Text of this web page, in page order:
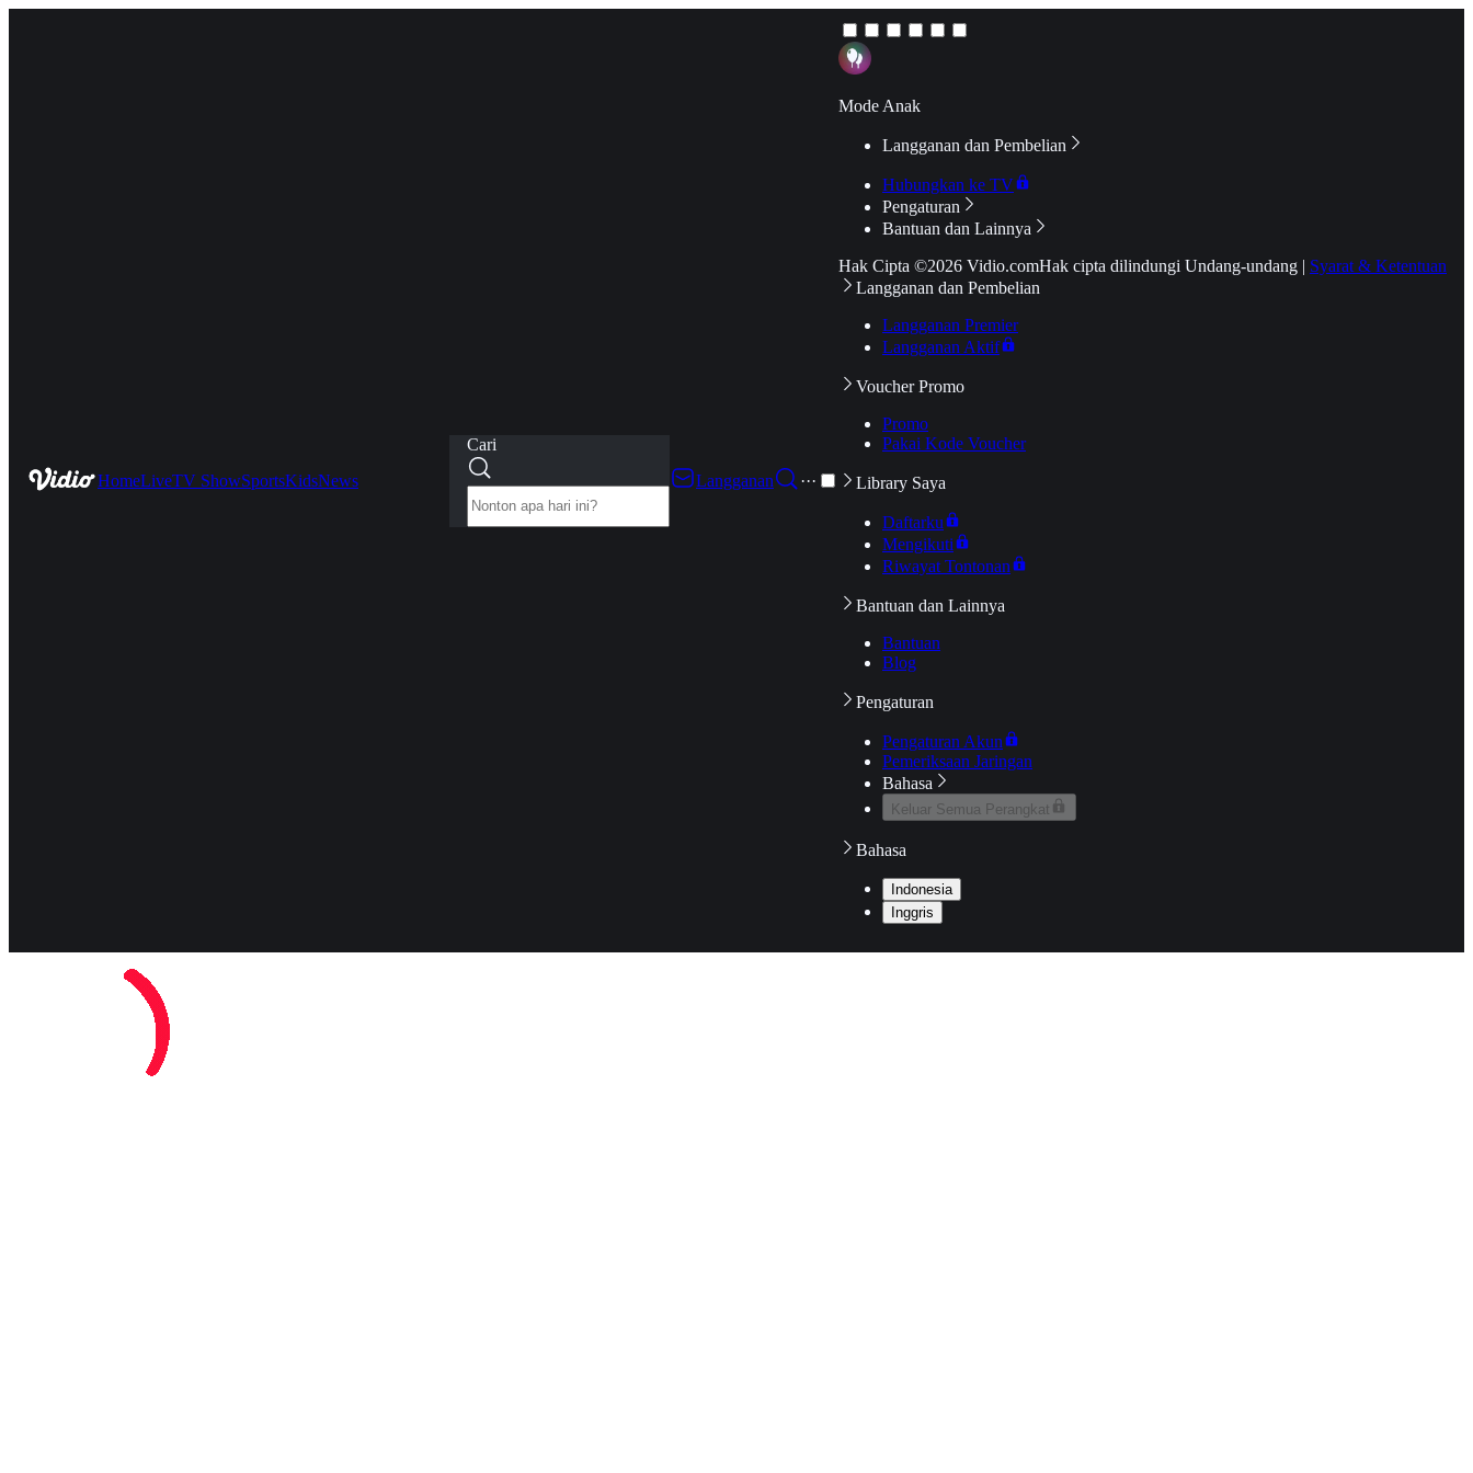
HomeLiveTV ShowSportsKidsNews
Cari
Langganan
···
Mode Anak
Langganan dan Pembelian
Hubungkan ke TV
Pengaturan
Bantuan dan Lainnya
Hak Cipta ©2026 Vidio.comHak cipta dilindungi Undang-undang | Syarat & Ketentuan
Langganan dan Pembelian
Langganan Premier
Langganan Aktif
Voucher Promo
Promo
Pakai Kode Voucher
Library Saya
Daftarku
Mengikuti
Riwayat Tontonan
Bantuan dan Lainnya
Bantuan
Blog
Pengaturan
Pengaturan Akun
Pemeriksaan Jaringan
Bahasa
Keluar Semua Perangkat
Bahasa
Indonesia
Inggris